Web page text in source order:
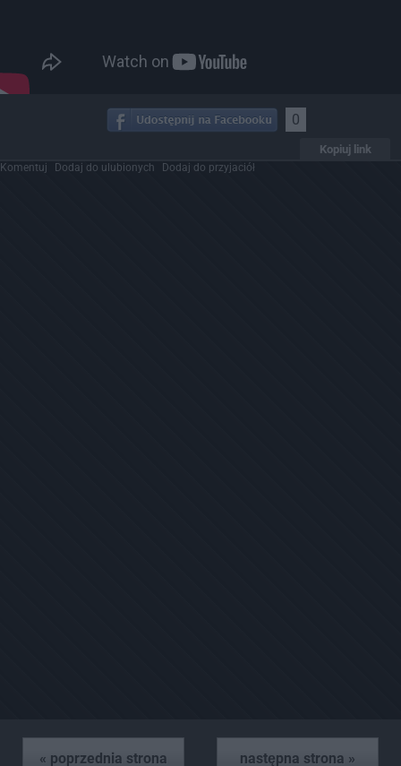
0
Kopiuj link
Komentuj Dodaj do ulubionych Dodaj do przyjaciół
« poprzednia strona następna strona »